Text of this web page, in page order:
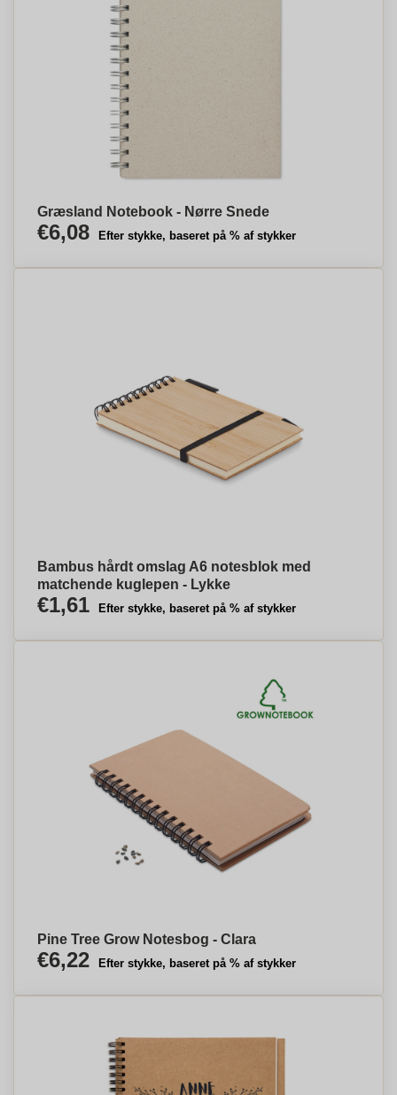
Græsland Notebook - Nørre Snede
€6,08 Efter stykke, baseret på % af stykker
Bambus hårdt omslag A6 notesblok med
matchende kuglepen - Lykke
€1,61 Efter stykke, baseret på % af stykker
Pine Tree Grow Notesbog - Clara
€6,22 Efter stykke, baseret på % af stykker